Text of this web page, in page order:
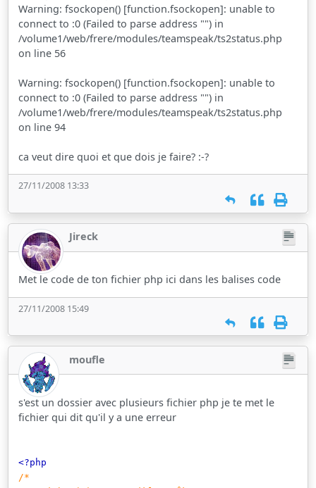
Warning: fsockopen() [function.fsockopen]: unable to
connect to :0 (Failed to parse address "") in
/volume1/web/frere/modules/teamspeak/ts2status.php
on line 56
Warning: fsockopen() [function.fsockopen]: unable to
connect to :0 (Failed to parse address "") in
/volume1/web/frere/modules/teamspeak/ts2status.php
on line 94
ca veut dire quoi et que dois je faire? :-?
27/11/2008 13:33
Jireck
Met le code de ton fichier php ici dans les balises code
27/11/2008 15:49
moufle
s'est un dossier avec plusieurs fichier php je te met le
fichier qui dit qu'il y a une erreur
<?php
/*